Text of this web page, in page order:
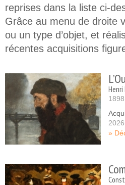
reprises dans la liste ci-
Grâce au menu de droite
ou un type d’objet, et
récentes acquisitions
1898
2026